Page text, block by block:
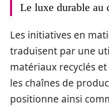
Le luxe durable au
Les initiatives en
traduisent par une
matériaux recyclés
les chaînes de
positionne ainsi